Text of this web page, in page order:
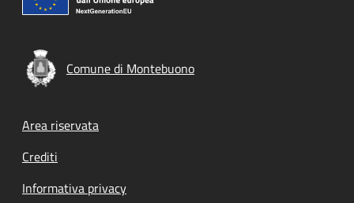
Comune di Montebuono
Footer menu
Area riservata
Crediti
Informativa privacy